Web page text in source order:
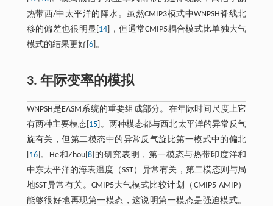
热带西/中太平洋的降水。虽然CMIP3模式中WNPSH脊线北
移的偏差也很明显[ 14 ]，但通常CMIP5耦合模式比单独大气
模式的结果更好[ 6]。
3. 年际变率的模拟
WNPSH是EASM系统的重要组成部分。在年际时间尺度上它
有两种主要模态[ 15 ]。两种模态都与西北太平洋的异常反气
旋有关，但第二模态中的异常反气旋比第一模式中的偏北
16]。He和Zhou[8 ]的研究表明，第一模态与热带印度洋和
中东太平洋的海表温度（SST）异常有关，第二模态则与局
地SST异常有关。CMIP5大气模式比较计划（CMIP5-AMIP）
能够很好地再现第一模态，这说明第一模态是强迫模式。